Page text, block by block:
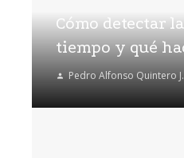
Cómo detectar
tiempo y qué
Pedro Alfonso Quintero J.